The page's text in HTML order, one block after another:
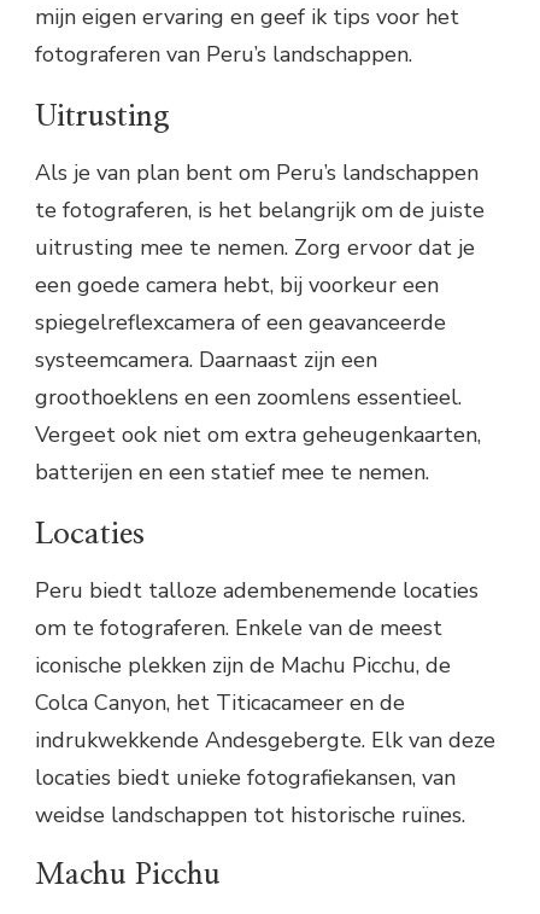
mijn eigen ervaring en geef ik tips voor het
fotograferen van Peru’s landschappen.
Uitrusting
Als je van plan bent om Peru’s landschappen
te fotograferen, is het belangrijk om de juiste
uitrusting mee te nemen. Zorg ervoor dat je
een goede camera hebt, bij voorkeur een
spiegelreflexcamera of een geavanceerde
systeemcamera. Daarnaast zijn een
groothoeklens en een zoomlens essentieel.
Vergeet ook niet om extra geheugenkaarten,
batterijen en een statief mee te nemen.
Locaties
Peru biedt talloze adembenemende locaties
om te fotograferen. Enkele van de meest
iconische plekken zijn de Machu Picchu, de
Colca Canyon, het Titicacameer en de
indrukwekkende Andesgebergte. Elk van deze
locaties biedt unieke fotografiekansen, van
weidse landschappen tot historische ruïnes.
Machu Picchu